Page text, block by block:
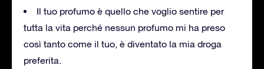
Il tuo profumo è quello che voglio sentire per
tutta la vita perché nessun profumo mi ha preso
così tanto come il tuo, è diventato la mia droga
preferita.